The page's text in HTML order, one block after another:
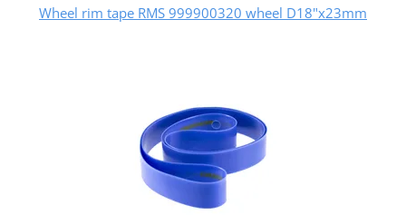
Wheel rim tape RMS 999900320 wheel D18"x23mm